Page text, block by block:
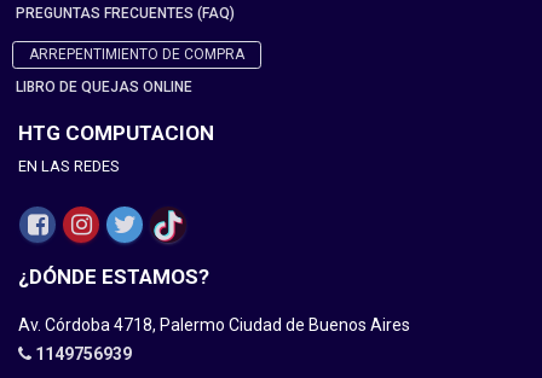
PREGUNTAS FRECUENTES (FAQ)
ARREPENTIMIENTO DE COMPRA
LIBRO DE QUEJAS ONLINE
HTG COMPUTACION
EN LAS REDES
¿DÓNDE ESTAMOS?
Av. Córdoba 4718, Palermo Ciudad de Buenos Aires
1149756939